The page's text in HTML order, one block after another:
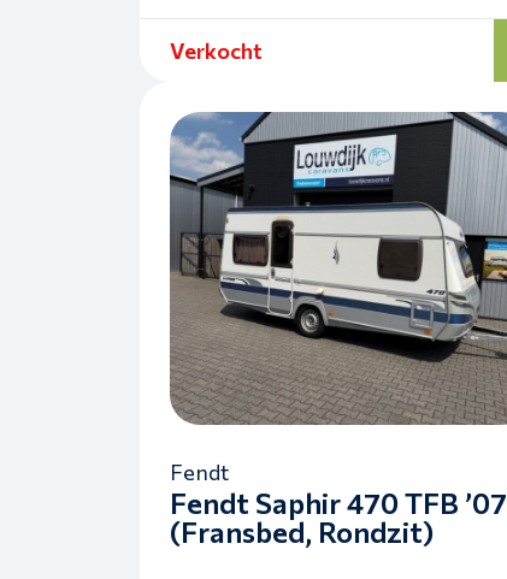
Verkocht
Fendt
Fendt Saphir 470 TFB ’07
(Fransbed, Rondzit)